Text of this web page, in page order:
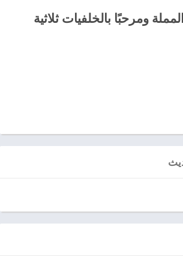
ومرحبًا بالخلفيات ثلاثية